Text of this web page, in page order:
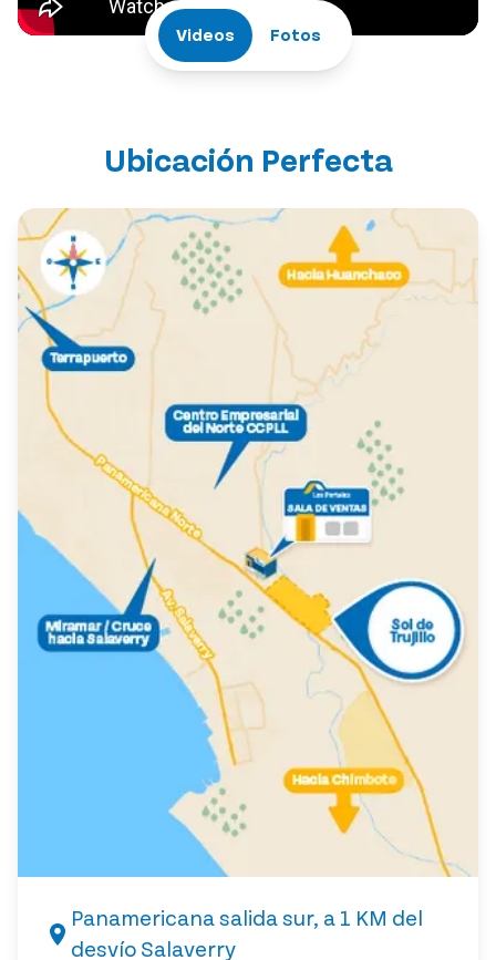
Videos Fotos
Ubicación Perfecta
Panamericana salida sur, a 1 KM del
desvío Salaverry